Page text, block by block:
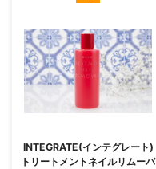
INTEGRATE(インテグレート)
トリートメントネイルリムーバ